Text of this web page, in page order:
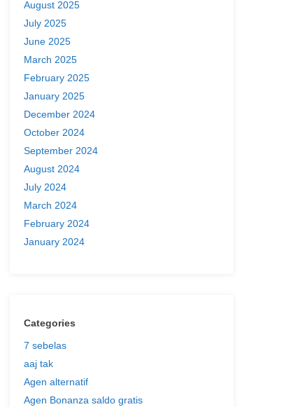
August 2025
July 2025
June 2025
March 2025
February 2025
January 2025
December 2024
October 2024
September 2024
August 2024
July 2024
March 2024
February 2024
January 2024
Categories
7 sebelas
aaj tak
Agen alternatif
Agen Bonanza saldo gratis